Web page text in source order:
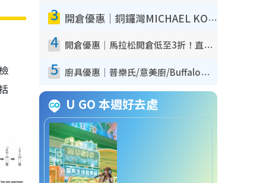
3 開倉優惠｜銅鑼灣MICHAEL KORS開倉低至17折！直擊$500起買手袋/銀包/鞋款 必買經典Jet Set系列
4 開倉優惠｜馬拉松開倉低至3折！直擊$99起買adidas／New Balance／Puma鞋款 STANLEY保溫杯劈價至$119起
5 廚具優惠｜普樂氏/意美廚/Buffalo廚具低至3折！$89起買煎鍋／炒鑊／個人鍋 同場小家電激減至$99起
U GO 本週好去處